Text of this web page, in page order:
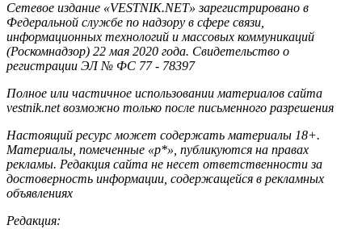
Сетевое издание «VESTNIK.NET» зарегистрировано в
Федеральной службе по надзору в сфере связи,
информационных технологий и массовых коммуникаций
(Роскомнадзор) 22 мая 2020 года. Свидетельство о
регистрации ЭЛ № ФС 77 - 78397
Полное или частичное использовании материалов сайта
vestnik.net возможно только после письменного разрешения
Настоящий ресурс может содержать материалы 18+.
Материалы, помеченные «р*», публикуются на правах
рекламы. Редакция сайта не несет ответственности за
достоверность информации, содержащейся в рекламных
объявлениях
Редакция: